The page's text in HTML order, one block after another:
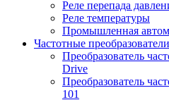
Реле перепада
Реле температуры
Промышленная
Частотные преобразователи
Преобразователь
Drive
Преобразователь
101